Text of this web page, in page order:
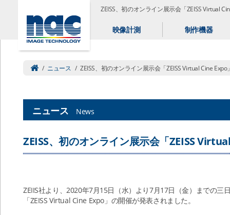
ZEISS、初のオンライン展示会「ZEISS Virtual
映像計測 制作機器
/ ニュース / ZEISS、初のオンライン展示会「ZEISS Virtual Cine
ニュース News
ZEISS、初のオンライン展示会「ZEISS
ZEIIS社より、2020年7月15日（水）より7月17日（金）までの三
「ZEISS Virtual Cine Expo」の開催が発表されました。